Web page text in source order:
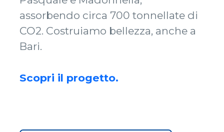
assorbendo circa 700 tonnellate di
CO2. Costruiamo bellezza, anche a
Bari.
Scopri il progetto.